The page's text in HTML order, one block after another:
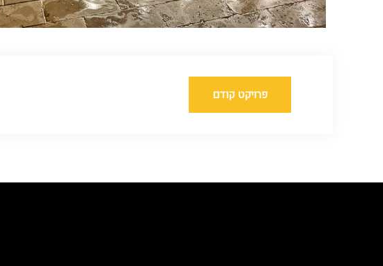
פרויקט קודם